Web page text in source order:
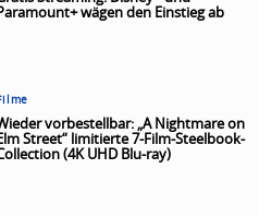
wägen den Einstieg ab
vorbestellbar: „A Nightmare on
Street“ limitierte 7-Film-Steelbook-
(4K UHD Blu-ray)